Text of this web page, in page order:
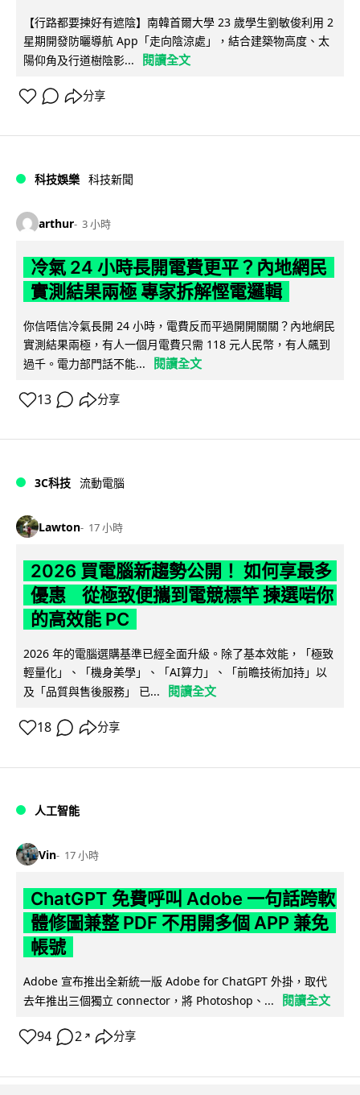
【行路都要揀好有遮陰】南韓首爾大學 23 歲學生劉敏俊利用 2
星期開發防曬導航 App「走向陰涼處」，結合建築物高度、太
陽仰角及行道樹陰影...
閱讀全文
分享
科技娛樂 科技新聞
arthur 3 小時
冷氣 24 小時長開電費更平？內地網民
實測結果兩極 專家拆解慳電邏輯
你信唔信冷氣長開 24 小時，電費反而平過開開關關？內地網民
實測結果兩極，有人一個月電費只需 118 元人民幣，有人飆到
過千。電力部門話不能...
閱讀全文
13 分享
3C科技 流動電腦
Lawton 17 小時
2026 買電腦新趨勢公開！ 如何享最多
優惠 從極致便攜到電競標竿 揀選啱你
的高效能 PC
2026 年的電腦選購基準已經全面升級。除了基本效能，「極致
輕量化」、「機身美學」、「AI算力」、「前瞻技術加持」以
及「品質與售後服務」 已...
閱讀全文
18 分享
人工智能
Vin 17 小時
ChatGPT 免費呼叫 Adobe 一句話跨軟
體修圖兼整 PDF 不用開多個 APP 兼免
帳號
Adobe 宣布推出全新統一版 Adobe for ChatGPT 外掛，取代
去年推出三個獨立 connector，將 Photoshop、...
閱讀全文
94 2 ↗ 分享